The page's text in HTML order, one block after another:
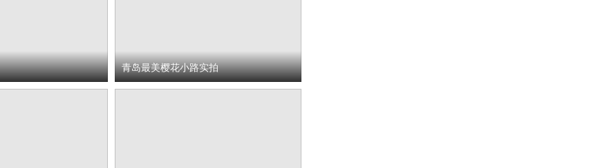
青岛最美樱花小路实拍